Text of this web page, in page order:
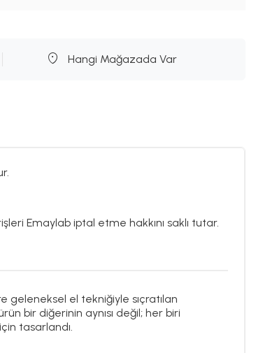
Hangi Mağazada Var
Emaylab iptal etme hakkını saklı tutar.
geleneksel el tekniğiyle sıçratılan
bir diğerinin aynısı değil; her biri
tasarlandı.